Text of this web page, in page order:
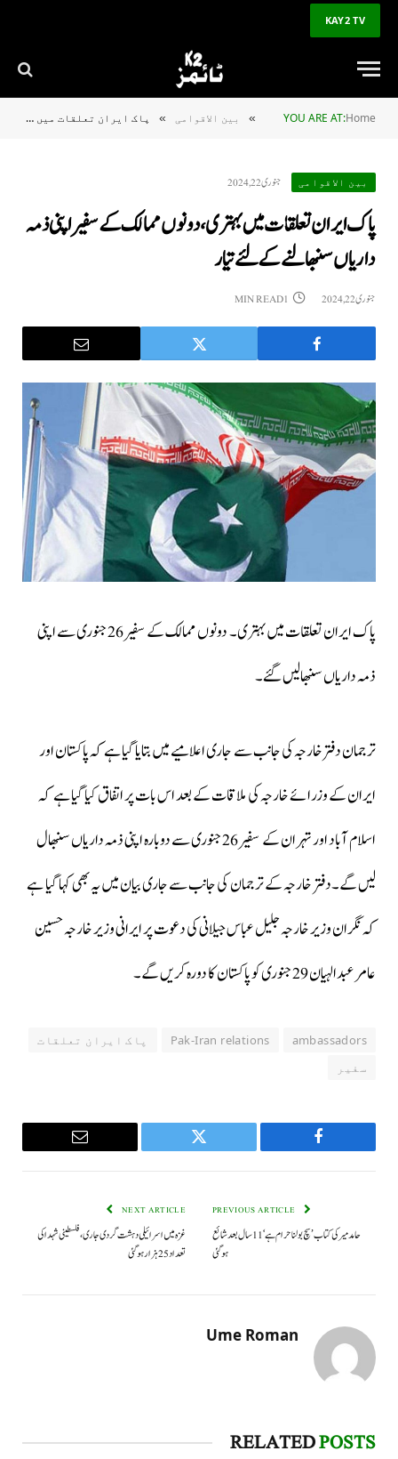
KAY2 TV
YOU ARE AT:Home
» بین الاقوامی » پاک ایران تعلقات میں بہتری، دونوں ممالک کے سفیر اپنی ذمہ داریاں سنبھالنے کے لئے تیار
بین الاقوامی جنوری 22, 2024
پاک ایران تعلقات میں بہتری، دونوں ممالک کے سفیر اپنی ذمہ
داریاں سنبھالنے کے لئے تیار
جنوری 22, 2024 1 MIN READ
پاک ایران تعلقات میں بہتری۔ دونوں ممالک کے سفیر 26جنوری سے اپنی
ذمہ داریاں سنبھالیں گئے۔
ترجمان دفترخارجہ کی جانب سے جاری اعلامیے میں بتایا گیا ہے کہ پاکستان اور
ایران کے وزرائے خارجہ کی ملاقات کے بعد اس بات پر اتفاق کیا گیا ہے کہ
اسلام آباد اور تہران کے سفیر 26جنوری سے دوبارہ اپنی ذمہ داریاں سنبھال
لیں گے۔دفتر خارجہ کے ترجمان کی جانب سے جاری بیان میں یہ بھی کہا گیا ہے
کہ نگران وزیر خارجہ جلیل عباس جیلانی کی دعوت پر ایرانی وزیر خارجہ حسین
عامر عبدالہیان 29جنوری کو پاکستان کا دورہ کریں گے۔
ambassadors
Pak-Iran relations
پاک ایران تعلقات
سفیر
Facebook
Twitter
Email
حامد میر کی کتاب ’سچ بولنا حرام ہے‘ 11 سال بعد شائع
ہوگئی
NEXT ARTICLE
غزہ میں اسرائیلی دہشت گردی جاری، فلسطینی شہدا کی
تعداد 25 ہزار ہو گئی
Ume Roman
RELATEDPOSTS